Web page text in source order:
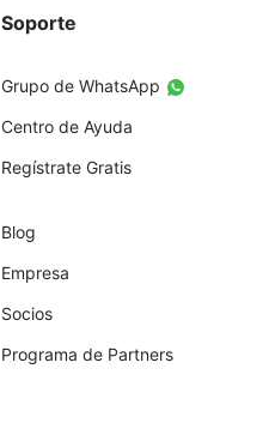
Soporte
Grupo de WhatsApp
Centro de Ayuda
Regístrate Gratis
Blog
Empresa
Socios
Programa de Partners